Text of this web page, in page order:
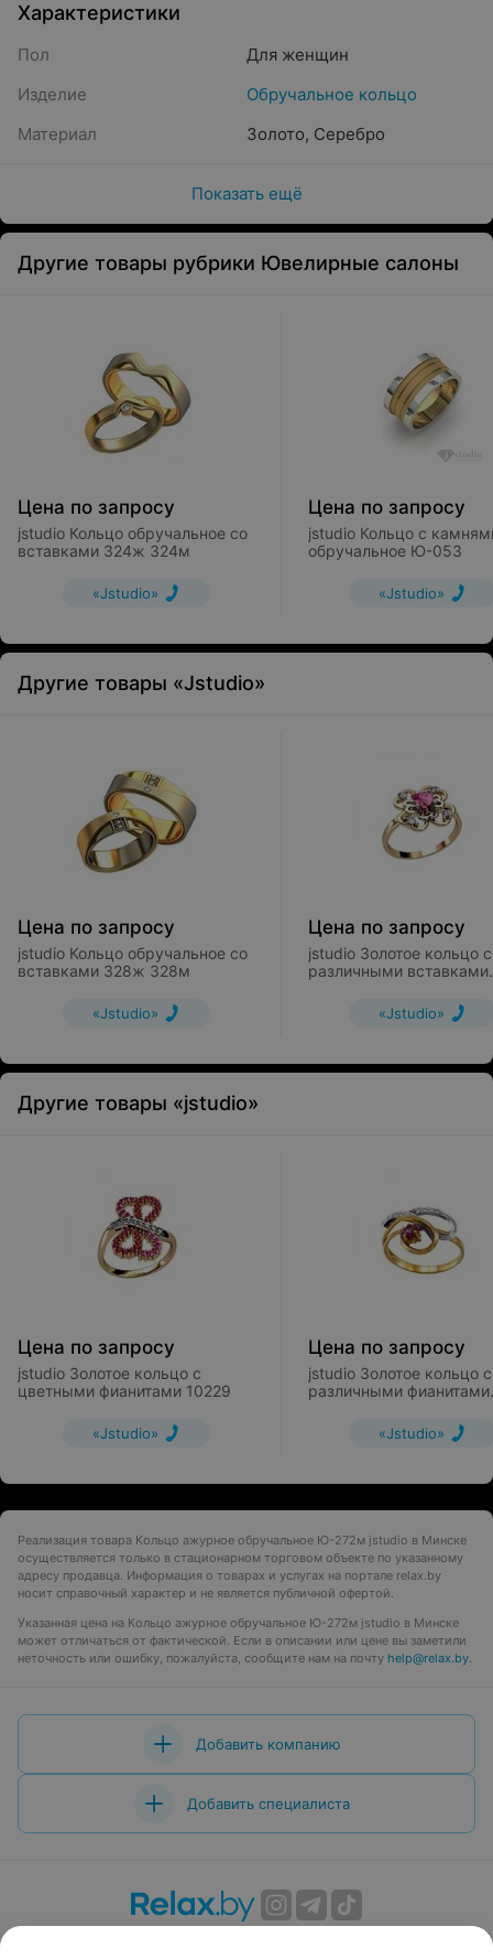
Характеристики
Пол
Для женщин
Изделие
Обручальное кольцо
Материал
Золото, Серебро
Показать ещё
Другие товары рубрики Ювелирные салоны
Цена по запросу
jstudio Кольцо обручальное со
вставками 324ж 324м
«Jstudio»
Цена по запросу
jstudio Кольцо с
обручальное Ю-053
«Jstudio»
Другие товары «Jstudio»
Цена по запросу
jstudio Кольцо обручальное со
вставками 328ж 328м
«Jstudio»
Цена по запросу
jstudio Золотое кольцо с
различными вставками
«Jstudio»
Другие товары «jstudio»
Цена по запросу
jstudio Золотое кольцо c
цветными фианитами 10229
«Jstudio»
Цена по запросу
jstudio Золотое кольцо с
различными фианитами
«Jstudio»
Реализация товара Кольцо ажурное обручальное Ю-272м jstudio в Минске
осуществляется только в стационарном торговом объекте по указанному
адресу продавца. Информация о товарах и услугах на портале relax.by
носит справочный характер и не является публичной офертой.
Указанная цена на Кольцо ажурное обручальное Ю-272м jstudio в Минске
может отличаться от фактической. Если в описании или цене вы заметили
неточность или ошибку, пожалуйста, сообщите нам на почту help@relax.by.
Добавить компанию
Добавить специалиста